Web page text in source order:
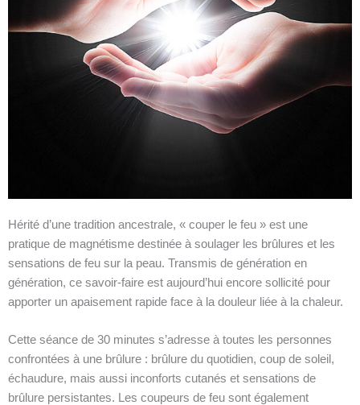
Hérité d’une tradition ancestrale, « couper le feu » est une
pratique de magnétisme destinée à soulager les brûlures et les
sensations de feu sur la peau. Transmis de génération en
génération, ce savoir-faire est aujourd’hui encore sollicité pour
apporter un apaisement rapide face à la douleur liée à la chaleur.
Cette séance de 30 minutes s’adresse à toutes les personnes
confrontées à une brûlure : brûlure du quotidien, coup de soleil,
échaudure, mais aussi inconforts cutanés et sensations de
brûlure persistantes. Les coupeurs de feu sont également